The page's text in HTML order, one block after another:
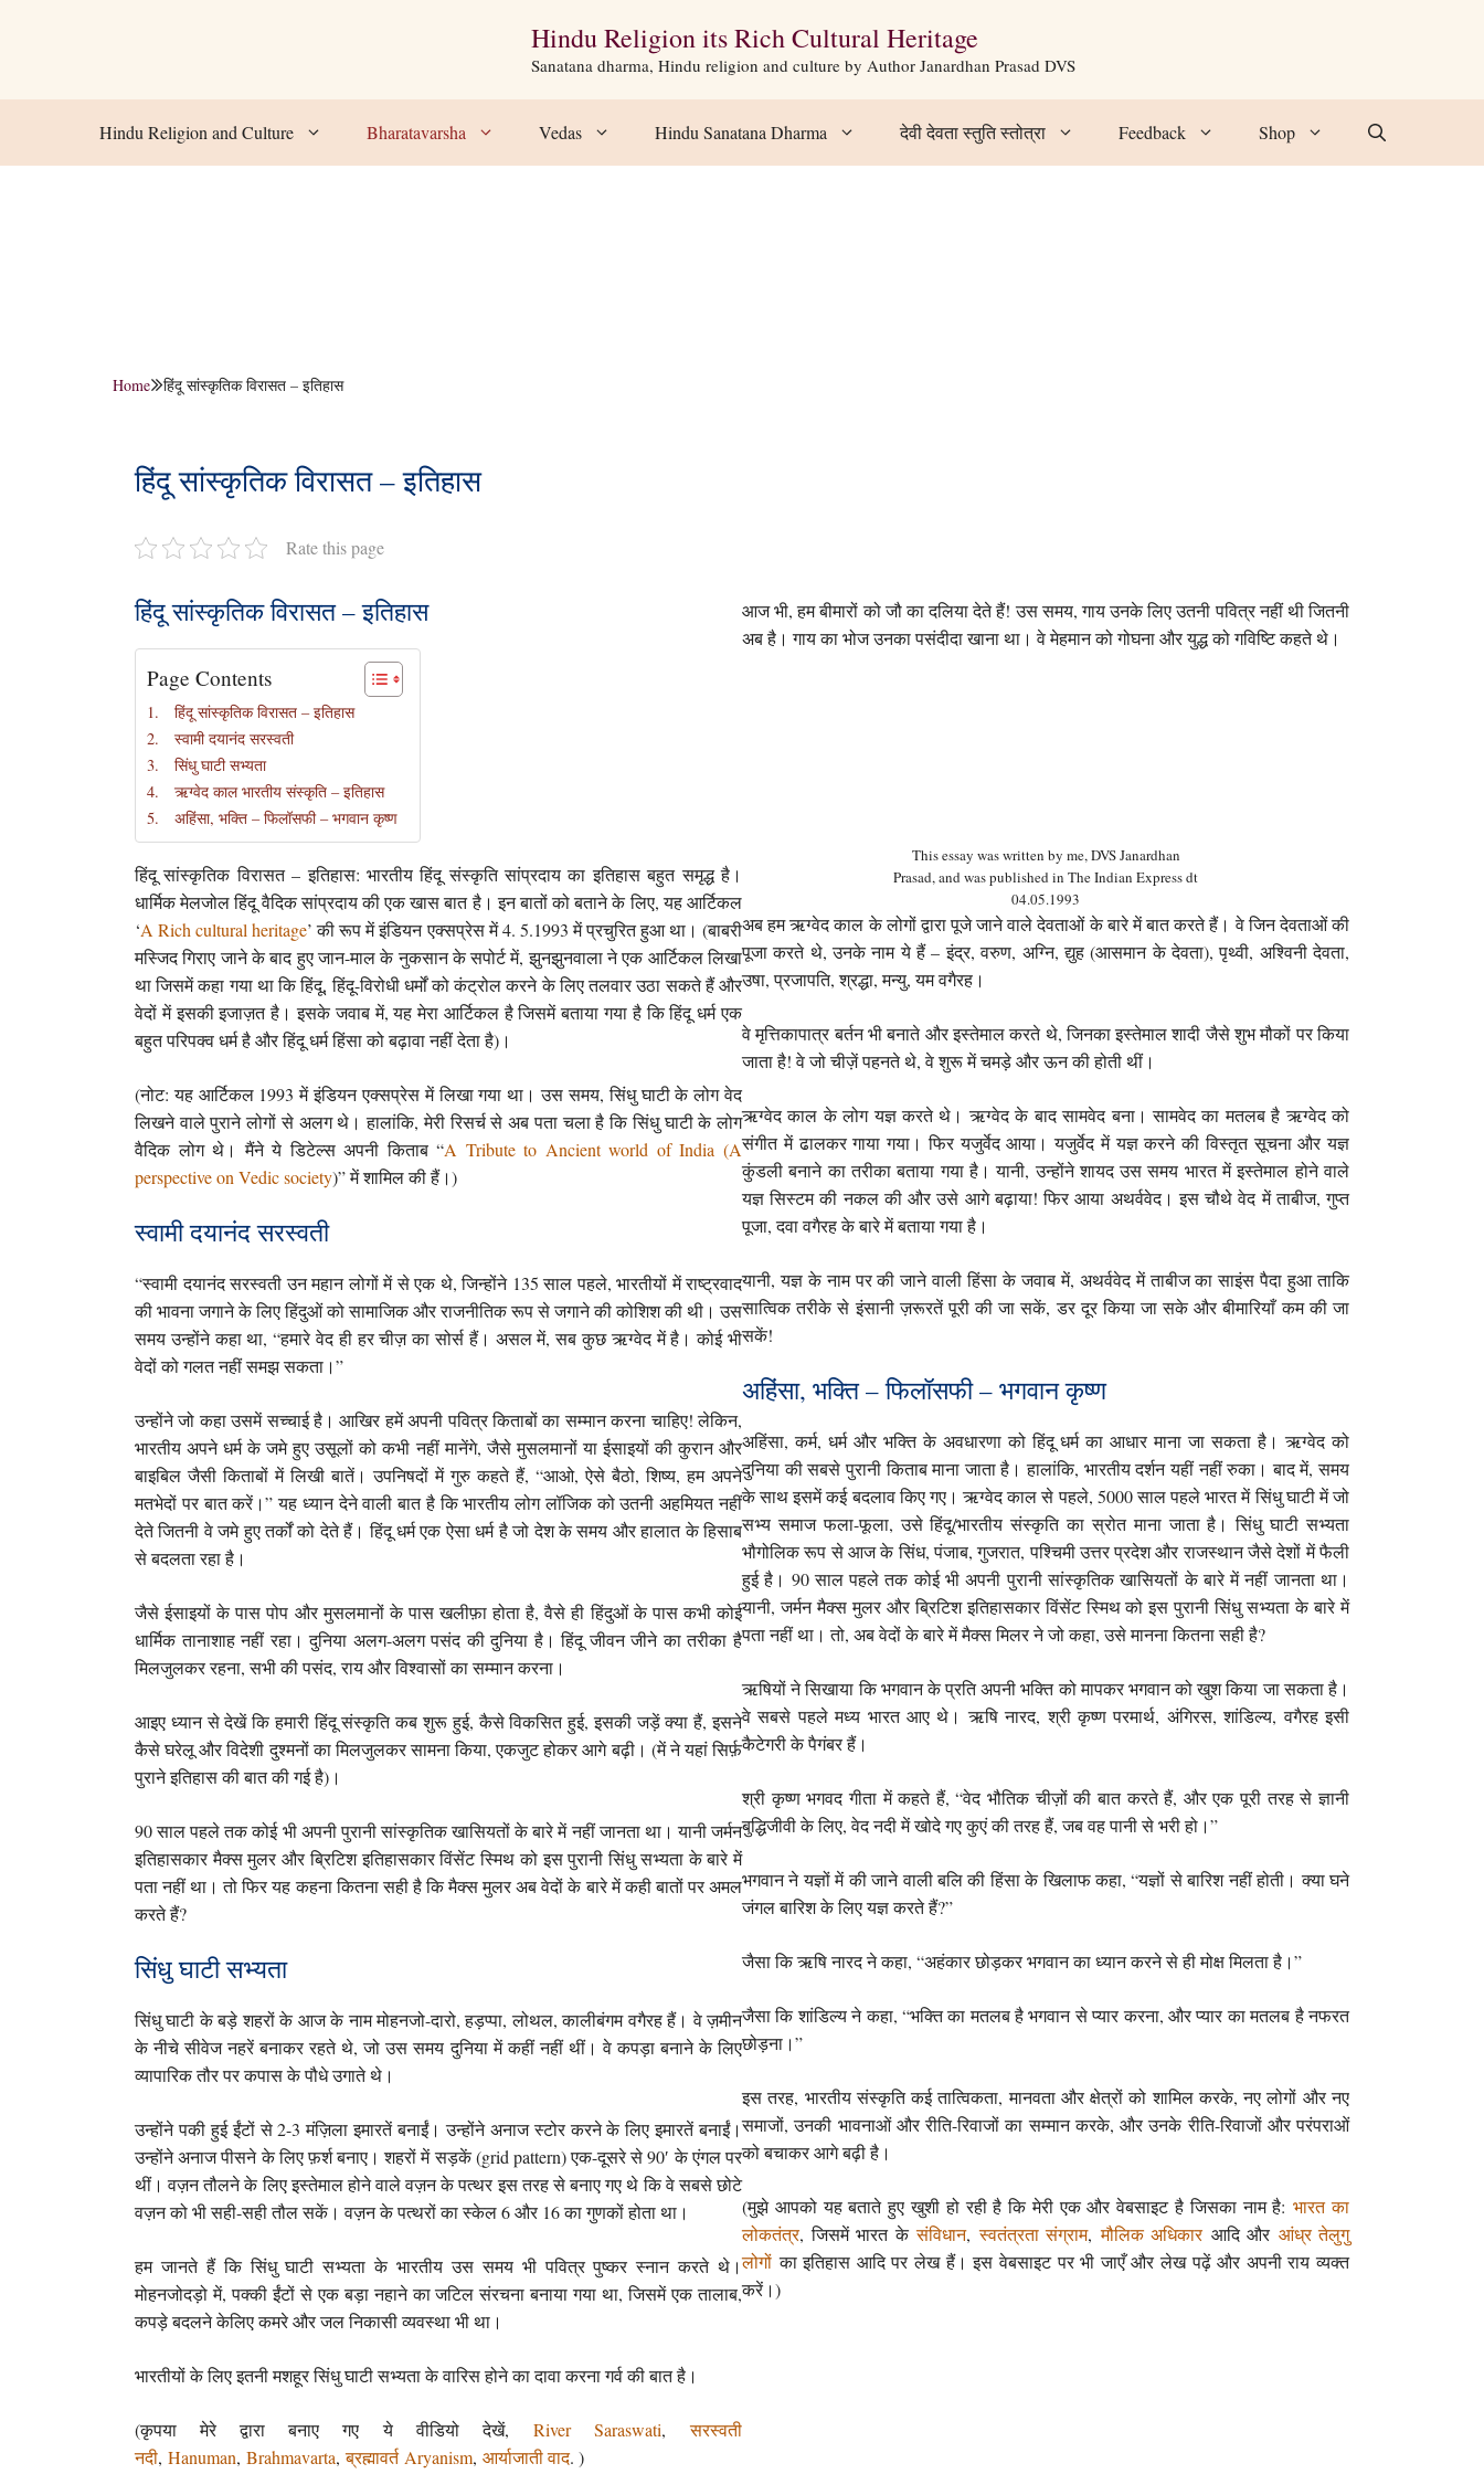
Hindu Religion its Rich Cultural Heritage
Sanatana dharma, Hindu religion and culture by Author Janardhan Prasad DVS
Hindu Religion and Culture Bharatavarsha Vedas Hindu Sanatana Dharma देवी देवता स्तुति स्तोत्रा Feedback Shop
Home हिंदू सांस्कृतिक विरासत – इतिहास
हिंदू सांस्कृतिक विरासत – इतिहास
Rate this page
हिंदू सांस्कृतिक विरासत – इतिहास
Page Contents
हिंदू सांस्कृतिक विरासत – इतिहास
स्वामी दयानंद सरस्वती
सिंधु घाटी सभ्यता
ऋग्वेद काल भारतीय संस्कृति – इतिहास
अहिंसा, भक्ति – फिलॉसफी – भगवान कृष्ण
हिंदू सांस्कृतिक विरासत – इतिहास: भारतीय हिंदू संस्कृति सांप्रदाय का इतिहास बहुत समृद्ध है।
धार्मिक मेलजोल हिंदू वैदिक सांप्रदाय की एक खास बात है। इन बातों को बताने के लिए, यह आर्टिकल
‘A Rich cultural heritage’ की रूप में इंडियन एक्सप्रेस में 4. 5.1993 में प्रचुरित हुआ था। (बाबरी
मस्जिद गिराए जाने के बाद हुए जान-माल के नुकसान के सपोर्ट में, झुनझुनवाला ने एक आर्टिकल लिखा
था जिसमें कहा गया था कि हिंदू, हिंदू-विरोधी धर्मों को कंट्रोल करने के लिए तलवार उठा सकते हैं और
वेदों में इसकी इजाज़त है। इसके जवाब में, यह मेरा आर्टिकल है जिसमें बताया गया है कि हिंदू धर्म एक
बहुत परिपक्व धर्म है और हिंदू धर्म हिंसा को बढ़ावा नहीं देता है)।
(नोट: यह आर्टिकल 1993 में इंडियन एक्सप्रेस में लिखा गया था। उस समय, सिंधु घाटी के लोग वेद
लिखने वाले पुराने लोगों से अलग थे। हालांकि, मेरी रिसर्च से अब पता चला है कि सिंधु घाटी के लोग
वैदिक लोग थे। मैंने ये डिटेल्स अपनी किताब “A Tribute to Ancient world of India (A
perspective on Vedic society)” में शामिल की हैं।)
स्वामी दयानंद सरस्वती
“स्वामी दयानंद सरस्वती उन महान लोगों में से एक थे, जिन्होंने 135 साल पहले, भारतीयों में राष्ट्रवाद
की भावना जगाने के लिए हिंदुओं को सामाजिक और राजनीतिक रूप से जगाने की कोशिश की थी। उस
समय उन्होंने कहा था, “हमारे वेद ही हर चीज़ का सोर्स हैं। असल में, सब कुछ ऋग्वेद में है। कोई भी
वेदों को गलत नहीं समझ सकता।”
उन्होंने जो कहा उसमें सच्चाई है। आखिर हमें अपनी पवित्र किताबों का सम्मान करना चाहिए! लेकिन,
भारतीय अपने धर्म के जमे हुए उसूलों को कभी नहीं मानेंगे, जैसे मुसलमानों या ईसाइयों की कुरान और
बाइबिल जैसी किताबों में लिखी बातें। उपनिषदों में गुरु कहते हैं, “आओ, ऐसे बैठो, शिष्य, हम अपने
मतभेदों पर बात करें।” यह ध्यान देने वाली बात है कि भारतीय लोग लॉजिक को उतनी अहमियत नहीं
देते जितनी वे जमे हुए तर्कों को देते हैं। हिंदू धर्म एक ऐसा धर्म है जो देश के समय और हालात के हिसाब
से बदलता रहा है।
जैसे ईसाइयों के पास पोप और मुसलमानों के पास खलीफ़ा होता है, वैसे ही हिंदुओं के पास कभी कोई
धार्मिक तानाशाह नहीं रहा। दुनिया अलग-अलग पसंद की दुनिया है। हिंदू जीवन जीने का तरीका है
मिलजुलकर रहना, सभी की पसंद, राय और विश्वासों का सम्मान करना।
आइए ध्यान से देखें कि हमारी हिंदू संस्कृति कब शुरू हुई, कैसे विकसित हुई, इसकी जड़ें क्या हैं, इसने
कैसे घरेलू और विदेशी दुश्मनों का मिलजुलकर सामना किया, एकजुट होकर आगे बढ़ी। (में ने यहां सिर्फ़
पुराने इतिहास की बात की गई है)।
90 साल पहले तक कोई भी अपनी पुरानी सांस्कृतिक खासियतों के बारे में नहीं जानता था। यानी जर्मन
इतिहासकार मैक्स मुलर और ब्रिटिश इतिहासकार विंसेंट स्मिथ को इस पुरानी सिंधु सभ्यता के बारे में
पता नहीं था। तो फिर यह कहना कितना सही है कि मैक्स मुलर अब वेदों के बारे में कही बातों पर अमल
करते हैं?
सिंधु घाटी सभ्यता
सिंधु घाटी के बड़े शहरों के आज के नाम मोहनजो-दारो, हड़प्पा, लोथल, कालीबंगम वगैरह हैं। वे ज़मीन
के नीचे सीवेज नहरें बनाकर रहते थे, जो उस समय दुनिया में कहीं नहीं थीं। वे कपड़ा बनाने के लिए
व्यापारिक तौर पर कपास के पौधे उगाते थे।
उन्होंने पकी हुई ईंटों से 2-3 मंज़िला इमारतें बनाईं। उन्होंने अनाज स्टोर करने के लिए इमारतें बनाईं।
उन्होंने अनाज पीसने के लिए फ़र्श बनाए। शहरों में सड़कें (grid pattern) एक-दूसरे से 90′ के एंगल पर
थीं। वज़न तौलने के लिए इस्तेमाल होने वाले वज़न के पत्थर इस तरह से बनाए गए थे कि वे सबसे छोटे
वज़न को भी सही-सही तौल सकें। वज़न के पत्थरों का स्केल 6 और 16 का गुणकों होता था।
हम जानते हैं कि सिंधु घाटी सभ्यता के भारतीय उस समय भी पवित्र पुष्कर स्नान करते थे।
मोहनजोदड़ो में, पक्की ईंटों से एक बड़ा नहाने का जटिल संरचना बनाया गया था, जिसमें एक तालाब,
कपड़े बदलने केलिए कमरे और जल निकासी व्यवस्था भी था।
भारतीयों के लिए इतनी मशहूर सिंधु घाटी सभ्यता के वारिस होने का दावा करना गर्व की बात है।
(कृपया मेरे द्वारा बनाए गए ये वीडियो देखें, River Saraswati,सरस्वती
नदी, Hanuman, Brahmavarta,ब्रह्मावर्त Aryanism, आर्याजाती वाद. )
आज भी, हम बीमारों को जौ का दलिया देते हैं! उस समय, गाय उनके लिए उतनी पवित्र नहीं थी जितनी
अब है। गाय का भोज उनका पसंदीदा खाना था। वे मेहमान को गोघना और युद्ध को गविष्टि कहते थे।
This essay was written by me, DVS Janardhan
Prasad, and was published in The Indian Express dt
04.05.1993
अब हम ऋग्वेद काल के लोगों द्वारा पूजे जाने वाले देवताओं के बारे में बात करते हैं। वे जिन देवताओं की
पूजा करते थे, उनके नाम ये हैं – इंद्र, वरुण, अग्नि, द्युह (आसमान के देवता), पृथ्वी, अश्विनी देवता,
उषा, प्रजापति, श्रद्धा, मन्यु, यम वगैरह।
वे मृत्तिकापात्र बर्तन भी बनाते और इस्तेमाल करते थे, जिनका इस्तेमाल शादी जैसे शुभ मौकों पर किया
जाता है! वे जो चीज़ें पहनते थे, वे शुरू में चमड़े और ऊन की होती थीं।
ऋग्वेद काल के लोग यज्ञ करते थे। ऋग्वेद के बाद सामवेद बना। सामवेद का मतलब है ऋग्वेद को
संगीत में ढालकर गाया गया। फिर यजुर्वेद आया। यजुर्वेद में यज्ञ करने की विस्तृत सूचना और यज्ञ
कुंडली बनाने का तरीका बताया गया है। यानी, उन्होंने शायद उस समय भारत में इस्तेमाल होने वाले
यज्ञ सिस्टम की नकल की और उसे आगे बढ़ाया! फिर आया अथर्ववेद। इस चौथे वेद में ताबीज, गुप्त
पूजा, दवा वगैरह के बारे में बताया गया है।
यानी, यज्ञ के नाम पर की जाने वाली हिंसा के जवाब में, अथर्ववेद में ताबीज का साइंस पैदा हुआ ताकि
सात्विक तरीके से इंसानी ज़रूरतें पूरी की जा सकें, डर दूर किया जा सके और बीमारियाँ कम की जा
सकें!
अहिंसा, भक्ति – फिलॉसफी – भगवान कृष्ण
अहिंसा, कर्म, धर्म और भक्ति के अवधारणा को हिंदू धर्म का आधार माना जा सकता है। ऋग्वेद को
दुनिया की सबसे पुरानी किताब माना जाता है। हालांकि, भारतीय दर्शन यहीं नहीं रुका। बाद में, समय
के साथ इसमें कई बदलाव किए गए। ऋग्वेद काल से पहले, 5000 साल पहले भारत में सिंधु घाटी में जो
सभ्य समाज फला-फूला, उसे हिंदू/भारतीय संस्कृति का स्रोत माना जाता है। सिंधु घाटी सभ्यता
भौगोलिक रूप से आज के सिंध, पंजाब, गुजरात, पश्चिमी उत्तर प्रदेश और राजस्थान जैसे देशों में फैली
हुई है। 90 साल पहले तक कोई भी अपनी पुरानी सांस्कृतिक खासियतों के बारे में नहीं जानता था।
यानी, जर्मन मैक्स मुलर और ब्रिटिश इतिहासकार विंसेंट स्मिथ को इस पुरानी सिंधु सभ्यता के बारे में
पता नहीं था। तो, अब वेदों के बारे में मैक्स मिलर ने जो कहा, उसे मानना ​​कितना सही है?
ऋषियों ने सिखाया कि भगवान के प्रति अपनी भक्ति को मापकर भगवान को खुश किया जा सकता है।
वे सबसे पहले मध्य भारत आए थे। ऋषि नारद, श्री कृष्ण परमार्थ, अंगिरस, शांडिल्य, वगैरह इसी
कैटेगरी के पैगंबर हैं।
श्री कृष्ण भगवद गीता में कहते हैं, “वेद भौतिक चीज़ों की बात करते हैं, और एक पूरी तरह से ज्ञानी
बुद्धिजीवी के लिए, वेद नदी में खोदे गए कुएं की तरह हैं, जब वह पानी से भरी हो।”
भगवान ने यज्ञों में की जाने वाली बलि की हिंसा के खिलाफ कहा, “यज्ञों से बारिश नहीं होती। क्या घने
जंगल बारिश के लिए यज्ञ करते हैं?”
जैसा कि ऋषि नारद ने कहा, “अहंकार छोड़कर भगवान का ध्यान करने से ही मोक्ष मिलता है।”
जैसा कि शांडिल्य ने कहा, “भक्ति का मतलब है भगवान से प्यार करना, और प्यार का मतलब है नफरत
छोड़ना।”
इस तरह, भारतीय संस्कृति कई तात्विकता, मानवता और क्षेत्रों को शामिल करके, नए लोगों और नए
समाजों, उनकी भावनाओं और रीति-रिवाजों का सम्मान करके, और उनके रीति-रिवाजों और परंपराओं
को बचाकर आगे बढ़ी है।
(मुझे आपको यह बताते हुए खुशी हो रही है कि मेरी एक और वेबसाइट है जिसका नाम है:भारत का
लोकतंत्र, जिसमें भारत केसंविधान,स्वतंत्रता संग्राम,मौलिक अधिकार आदि और आंध्र तेलुगु
लोगोंका इतिहास आदि पर लेख हैं। इस वेबसाइट पर भी जाएँ और लेख पढ़ें और अपनी राय व्यक्त
करें।)